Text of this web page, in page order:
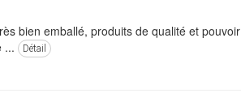
bien emballé, produits de qualité et pouvoir
...
Détail